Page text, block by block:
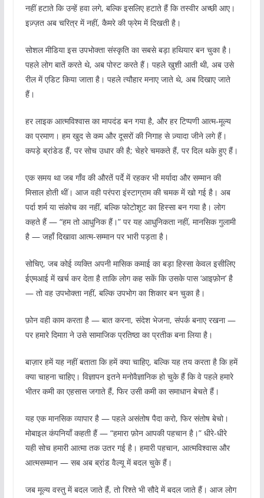
नहीं हटाते कि उन्हें हवा लगे, बल्कि इसलिए हटाते हैं कि तस्वीर अच्छी आए।
इज़्ज़त अब चरित्र में नहीं, कैमरे की फ्रेम में दिखती है।
सोशल मीडिया इस उपभोक्ता संस्कृति का सबसे बड़ा हथियार बन चुका है।
पहले लोग बातें करते थे, अब पोस्ट करते हैं। पहले खुशी आती थी, अब उसे
रील में एडिट किया जाता है। पहले त्यौहार मनाए जाते थे, अब दिखाए जाते
हैं।
हर लाइक आत्मविश्वास का मापदंड बन गया है, और हर टिप्पणी आत्म-मूल्य
का प्रमाण। हम खुद से कम और दूसरों की निगाह से ज़्यादा जीने लगे हैं।
कपड़े ब्रांडेड हैं, पर सोच उधार की है; चेहरे चमकते हैं, पर दिल थके हुए हैं।
एक समय था जब गाँव की औरतें पर्दे में रहकर भी मर्यादा और सम्मान की
मिसाल होती थीं। आज वही परंपरा इंस्टाग्राम की चमक में खो गई है। अब
पर्दा शर्म या संकोच का नहीं, बल्कि फोटोशूट का हिस्सा बन गया है। लोग
कहते हैं — “हम तो आधुनिक हैं।” पर यह आधुनिकता नहीं, मानसिक गुलामी
है — जहाँ दिखावा आत्म-सम्मान पर भारी पड़ता है।
सोचिए, जब कोई व्यक्ति अपनी मासिक कमाई का बड़ा हिस्सा केवल इसीलिए
ईएमआई में खर्च कर देता है ताकि लोग कह सकें कि उसके पास ‘आइफ़ोन’ है
— तो वह उपभोक्ता नहीं, बल्कि उपभोग का शिकार बन चुका है।
फ़ोन वही काम करता है — बात करना, संदेश भेजना, संपर्क बनाए रखना —
पर हमारे दिमाग़ ने उसे सामाजिक प्रतिष्ठा का प्रतीक बना लिया है।
बाज़ार हमें यह नहीं बताता कि हमें क्या चाहिए, बल्कि यह तय करता है कि हमें
क्या चाहना चाहिए। विज्ञापन इतने मनोवैज्ञानिक हो चुके हैं कि वे पहले हमारे
भीतर कमी का एहसास जगाते हैं, फिर उसी कमी का समाधान बेचते हैं।
यह एक मानसिक व्यापार है — पहले असंतोष पैदा करो, फिर संतोष बेचो।
मोबाइल कंपनियाँ कहती हैं — “हमारा फ़ोन आपकी पहचान है।” धीरे-धीरे
यही सोच हमारी आत्मा तक उतर गई है। हमारी पहचान, आत्मविश्वास और
आत्मसम्मान — सब अब ब्रांड वैल्यू में बदल चुके हैं।
जब मूल्य वस्तु में बदल जाते हैं, तो रिश्ते भी सौदे में बदल जाते हैं। आज लोग